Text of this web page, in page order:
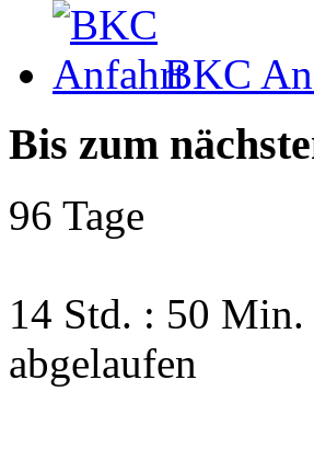
BKC
Bis zum
96 Tage
14 Std. : 50 Min.
abgelaufen